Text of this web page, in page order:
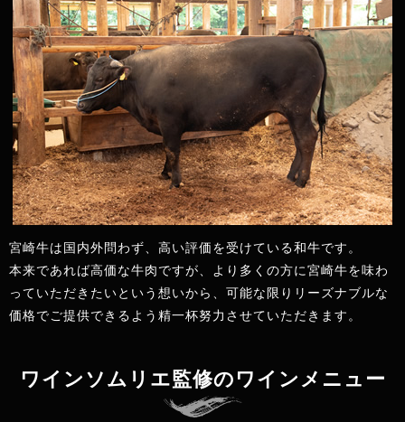
宮崎牛は国内外問わず、高い評価を受けている和牛です。
本来であれば高価な牛肉ですが、より多くの方に宮崎牛を味わ
っていただきたいという想いから、可能な限りリーズナブルな
価格でご提供できるよう精一杯努力させていただきます。
ワインソムリエ監修のワインメニュー